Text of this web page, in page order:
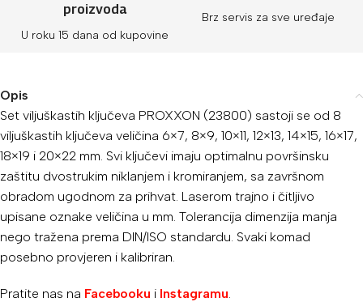
proizvoda
U roku 15 dana od kupovine
Brz servis za sve uređaje
Opis
Set viljuškastih ključeva PROXXON (23800) sastoji se od 8
viljuškastih ključeva veličina 6×7, 8×9, 10×11, 12×13, 14×15, 16×17,
18×19 i 20×22 mm. Svi ključevi imaju optimalnu površinsku
zaštitu dvostrukim niklanjem i kromiranjem, sa završnom
obradom ugodnom za prihvat. Laserom trajno i čitljivo
upisane oznake veličina u mm. Tolerancija dimenzija manja
nego tražena prema DIN/ISO standardu. Svaki komad
posebno provjeren i kalibriran.
Pratite nas na Facebooku i Instagramu